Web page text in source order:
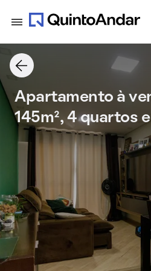
Apartamento à
145m², 4 quartos